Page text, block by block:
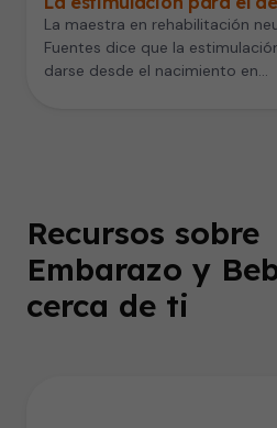
La maestra en rehabilitación
Fuentes dice que la
darse desde el nacimiento en…
Recursos sobre
Embarazo y
cerca de ti